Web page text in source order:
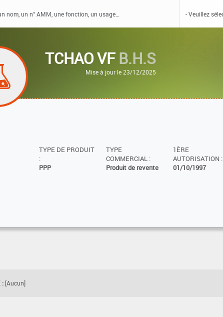
TCHAO VFB.H.S
Mise à jour le 23/12/2025
TYPE DE PRODUIT
:
PPP
TYPE
COMMERCIAL :
Produit de revente
1ÈRE
AUTORISATION :
01/10/1997
: [Aucun]